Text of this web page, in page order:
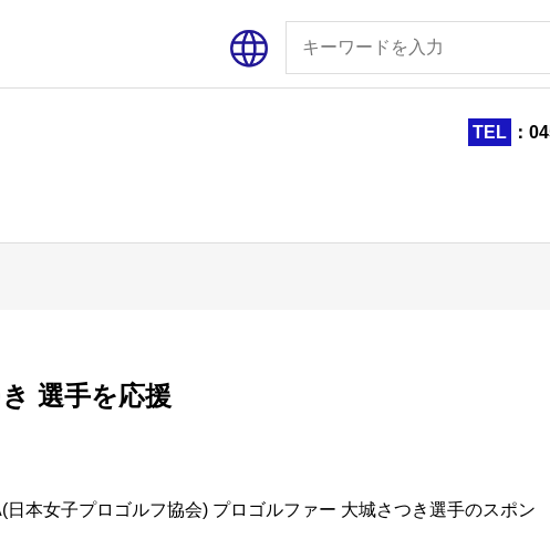
TEL ：
選手を応援
本女子プロゴルフ協会) プロゴルファー 大城さつき選手のスポン